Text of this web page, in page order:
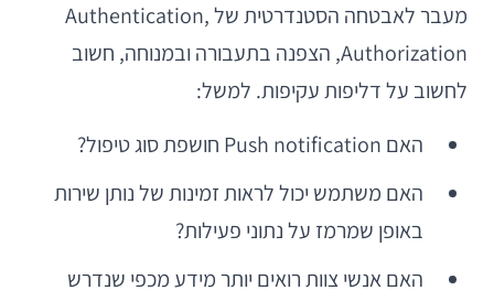
מעבר לאבטחה הסטנדרטית של Authentication,
Authorization, הצפנה בתעבורה ובמנוחה, חשוב
לחשוב על דליפות עקיפות. למשל:
האם Push notification חושפת סוג טיפול?
האם משתמש יכול לראות זמינות של נותן שירות
באופן שמרמז על נתוני פעילות?
האם אנשי צוות רואים יותר מידע מכפי שנדרש